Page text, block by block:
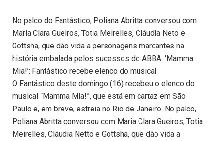
No palco do Fantástico, Poliana Abritta conversou com
Maria Clara Gueiros, Totia Meirelles, Cláudia Neto e
Gottsha, que dão vida a personagens marcantes na
história embalada pelos sucessos do ABBA. ‘Mamma
Mia!’: Fantástico recebe elenco do musical
O Fantástico deste domingo (16) recebeu o elenco do
musical “Mamma Mia!”, que está em cartaz em São
Paulo e, em breve, estreia no Rio de Janeiro. No palco,
Poliana Abritta conversou com Maria Clara Gueiros, Totia
Meirelles, Cláudia Netto e Gottsha, que dão vida a